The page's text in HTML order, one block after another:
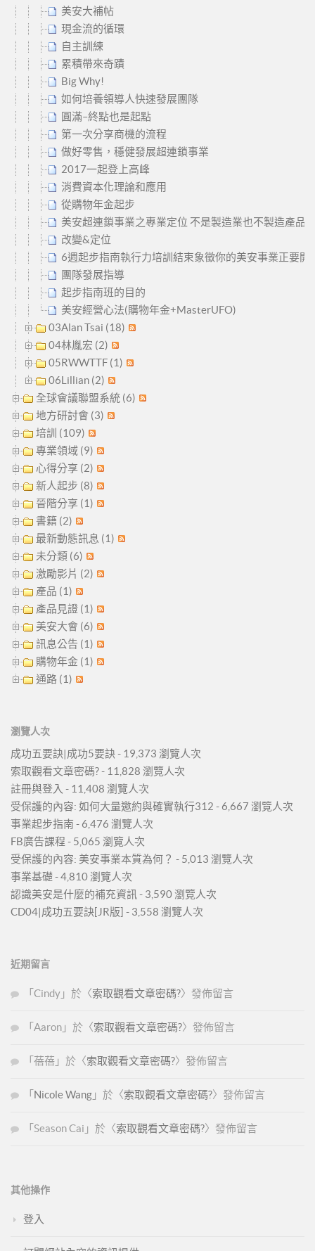
美安大補帖
現金流的循環
自主訓練
累積帶來奇蹟
Big Why!
如何培養領導人快速發展團隊
圓滿–終點也是起點
第一次分享商機的流程
做好零售，穩健發展超連鎖事業
2017一起登上高峰
消費資本化理論和應用
從購物年金起步
美安超連鎖事業之專業定位 不是製造業也不製造產品
改變&定位
6週起步指南執行力培訓結束象徵你的美安事業正要開
團隊發展指導
起步指南班的目的
美安經營心法(購物年金+MasterUFO)
03Alan Tsai (18)
04林胤宏 (2)
05RWWTTF (1)
06Lillian (2)
全球會議聯盟系統 (6)
地方研討會 (3)
培訓 (109)
專業領域 (9)
心得分享 (2)
新人起步 (8)
晉階分享 (1)
書籍 (2)
最新動態訊息 (1)
未分類 (6)
激勵影片 (2)
產品 (1)
產品見證 (1)
美安大會 (6)
訊息公告 (1)
購物年金 (1)
通路 (1)
瀏覽人次
成功五要訣|成功5要訣- 19,373 瀏覽人次
索取觀看文章密碼?- 11,828 瀏覽人次
註冊與登入 - 11,408 瀏覽人次
受保護的內容: 如何大量邀約與確實執行312 - 6,667 瀏覽人次
事業起步指南 - 6,476 瀏覽人次
FB廣告課程 - 5,065 瀏覽人次
受保護的內容: 美安事業本質為何？ - 5,013 瀏覽人次
事業基礎- 4,810 瀏覽人次
認識美安是什麼的補充資訊 - 3,590 瀏覽人次
CD04|成功五要訣[JR版] - 3,558 瀏覽人次
近期留言
「 Cindy 」於〈索取觀看文章密碼?〉發佈留言
「 Aaron 」於〈索取觀看文章密碼?〉發佈留言
「 蓓蓓 」於〈索取觀看文章密碼?〉發佈留言
「 Nicole Wang 」於〈索取觀看文章密碼?〉發佈留言
「 Season Cai 」於〈索取觀看文章密碼?〉發佈留言
其他操作
登入